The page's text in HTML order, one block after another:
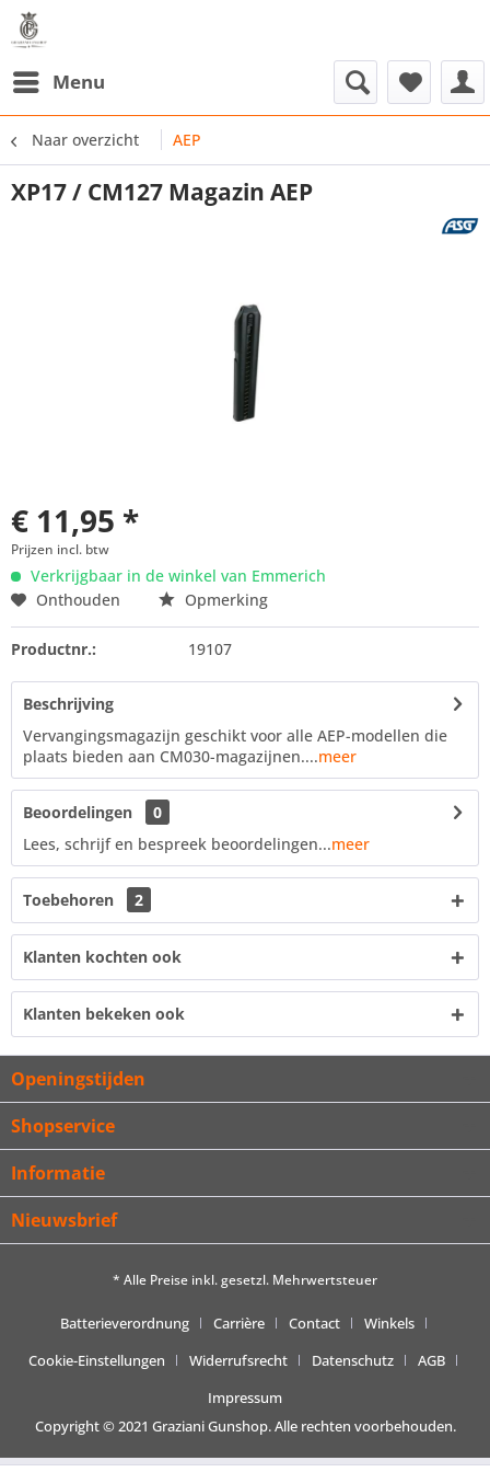
Menu
Naar overzicht AEP
XP17 / CM127 Magazin AEP
€ 11,95 *
Prijzen incl. btw
Verkrijgbaar in de winkel van Emmerich
Onthouden
Opmerking
Productnr.: 19107
Beschrijving
Vervangingsmagazijn geschikt voor alle AEP-modellen die
plaats bieden aan CM030-magazijnen....meer
Beoordelingen
0
Lees, schrijf en bespreek beoordelingen...meer
Toebehoren 2
Klanten kochten ook
Klanten bekeken ook
Openingstijden
Shopservice
Informatie
Nieuwsbrief
* Alle Preise inkl. gesetzl. Mehrwertsteuer
Batterieverordnung Carrière Contact
Winkels
Cookie-Einstellungen
Widerrufsrecht Datenschutz
AGB
Impressum
Copyright © 2021 Graziani Gunshop. Alle rechten voorbehouden.